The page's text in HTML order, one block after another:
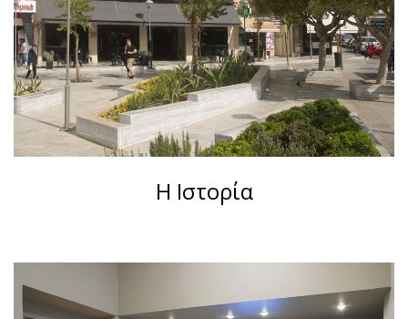
Η Ιστορία